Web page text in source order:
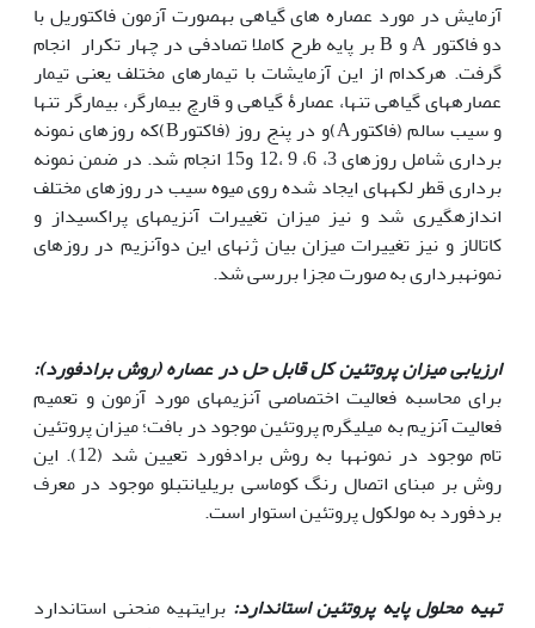
آزمایش در مورد عصاره های گیاهی بهصورت آزمون فاکتوریل با
دو فاکتور A و B بر پایه طرح کاملا تصادفی در چهار تکرار انجام
گرفت. هرکدام از این آزمایشات با تیمارهای مختلف یعنی تیمار
عصاره­های گیاهی تنها، عصارۀ گیاهی و قارچ بیمارگر، بیمارگر تنها
و سیب سالم (فاکتورA)و در پنج روز (فاکتورB)که روزهای نمونه
برداری شامل روزهای 3، 6، 9 ،12 و15 انجام شد. در ضمن نمونه
برداری قطر لکه­های ایجاد شده روی میوه سیب در روزهای مختلف
اندازهگیری شد و نیز میزان تغییرات آنزیم­های پراکسیداز و
کاتالاز و نیز تغییرات میزان بیان ژن­های این دوآنزیم در روزهای
نمونه­برداری به صورت مجزا بررسی شد.
ارزیابی میزان پروتئین کل قابل حل در عصاره (روش برادفورد):
برای محاسبه فعالیت اختصاصی آنزیمهای مورد آزمون و تعمیم
فعالیت آنزیم به میلی­گرم پروتئین موجود در بافت؛ میزان پروتئین
تام موجود در نمونه­ها به روش برادفورد تعیین شد (12). این
روش بر مبنای اتصال رنگ کوماسی بریلیانت­بلو موجود در معرف
بردفورد به مولکول پروتئین استوار است.
تهیه محلول پایه پروتئین استاندارد: برایتهیه منحنی استاندارد